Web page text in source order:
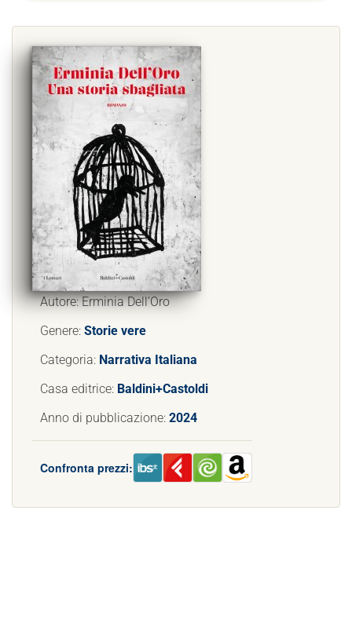
Autore: Erminia Dell’Oro
Genere: Storie vere
Categoria: Narrativa Italiana
Casa editrice: Baldini+Castoldi
Anno di pubblicazione: 2024
Confronta prezzi: